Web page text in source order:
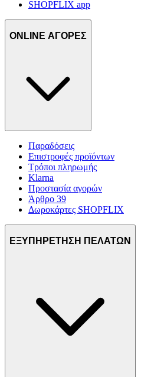
SHOPFLIX app
ONLINE ΑΓΟΡΕΣ
Παραδόσεις
Επιστροφές προϊόντων
Τρόποι πληρωμής
Klarna
Προστασία αγορών
Άρθρο 39
Δωροκάρτες SHOPFLIX
ΕΞΥΠΗΡΕΤΗΣΗ ΠΕΛΑΤΩΝ